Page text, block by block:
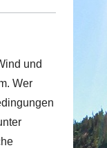
und
Wer